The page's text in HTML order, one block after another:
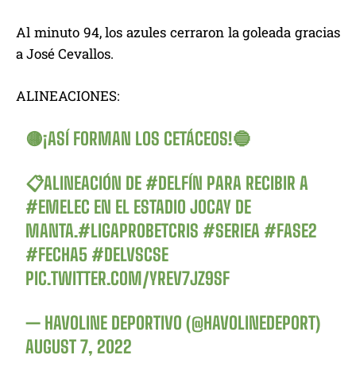
Al minuto 94, los azules cerraron la goleada gracias
a José Cevallos.
ALINEACIONES:
🟡¡ASÍ FORMAN LOS CETÁCEOS!🔵
📋ALINEACIÓN DE#DELFÍN PARA RECIBIR A
#EMELEC EN EL ESTADIO JOCAY DE
MANTA.#LIGAPROBETCRIS #SERIEA #FASE2
#FECHA5#DELVSCSE
PIC.TWITTER.COM/YREV7JZ9SF
— HAVOLINE DEPORTIVO (@HAVOLINEDEPORT)
AUGUST 7, 2022